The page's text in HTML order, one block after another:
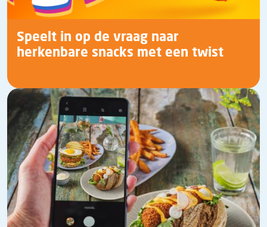
Speelt in op de vraag naar
herkenbare snacks met een twist